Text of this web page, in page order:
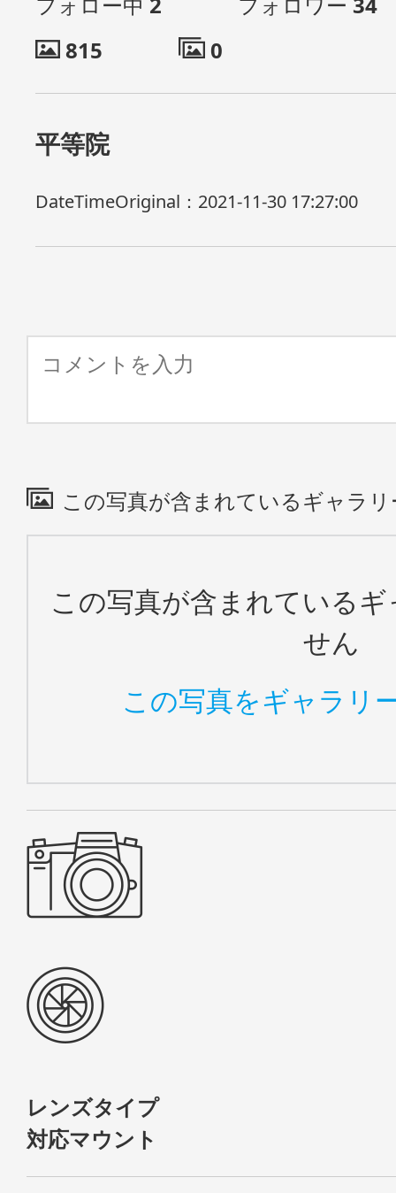
815
0
平等院
DateTimeOriginal： 2021-11-30 17:27:00
この写真が含まれているギャラリ
この写真が含まれている
せん
この写真をギャラリ
レンズタイプ
対応マウント